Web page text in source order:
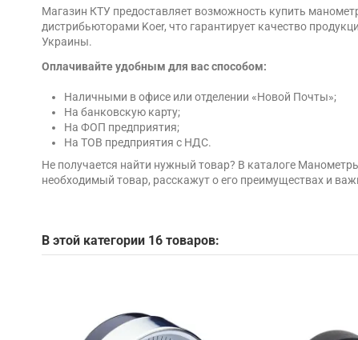
Магазин КТУ предоставляет возможность купить
дистрибьюторами Koer, что гарантирует качество
Украины.
Оплачивайте удобным для вас способом:
Наличными в офисе или отделении «Новой Почты»;
На банковскую карту;
На ФОП предприятия;
На ТОВ предприятия с НДС.
Не получается найти нужный товар? В каталоге
необходимый товар, расскажут о его преимуществах и
В этой категории 16 товаров: